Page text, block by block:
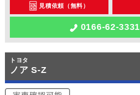
見積依頼（無料）
0166-62-3331
トヨタ
ノア S-Z